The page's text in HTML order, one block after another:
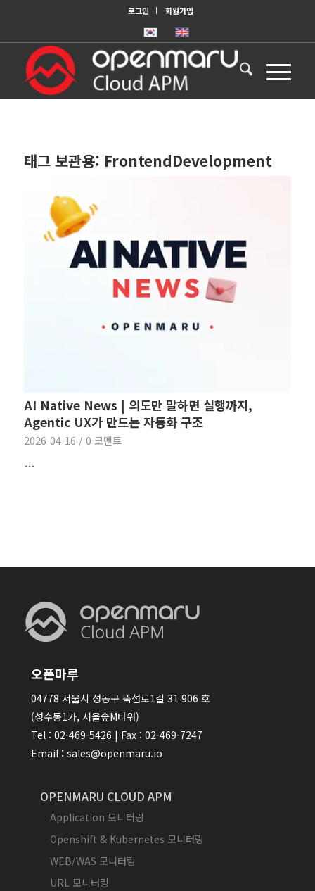
로그인 회원가입
태그 보관용: FrontendDevelopment
AI Native News | 의도만 말하면 실행까지,
Agentic UX가 만드는 자동화 구조
2026-04-16 / 0 코멘트
…
오픈마루
04778 서울시 성동구 뚝섬로1길 31 906 호
(성수동1가, 서울숲M타워)
Tel : 02-469-5426 | Fax : 02-469-7247
Email : sales@openmaru.io
OPENMARU CLOUD APM
Application 모니터링
Openshift & Kubernetes 모니터링
WEB/WAS 모니터링
URL 모니터링